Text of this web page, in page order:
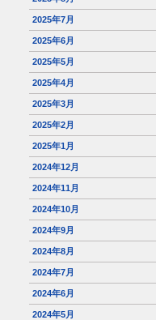
2025年7月
2025年6月
2025年5月
2025年4月
2025年3月
2025年2月
2025年1月
2024年12月
2024年11月
2024年10月
2024年9月
2024年8月
2024年7月
2024年6月
2024年5月